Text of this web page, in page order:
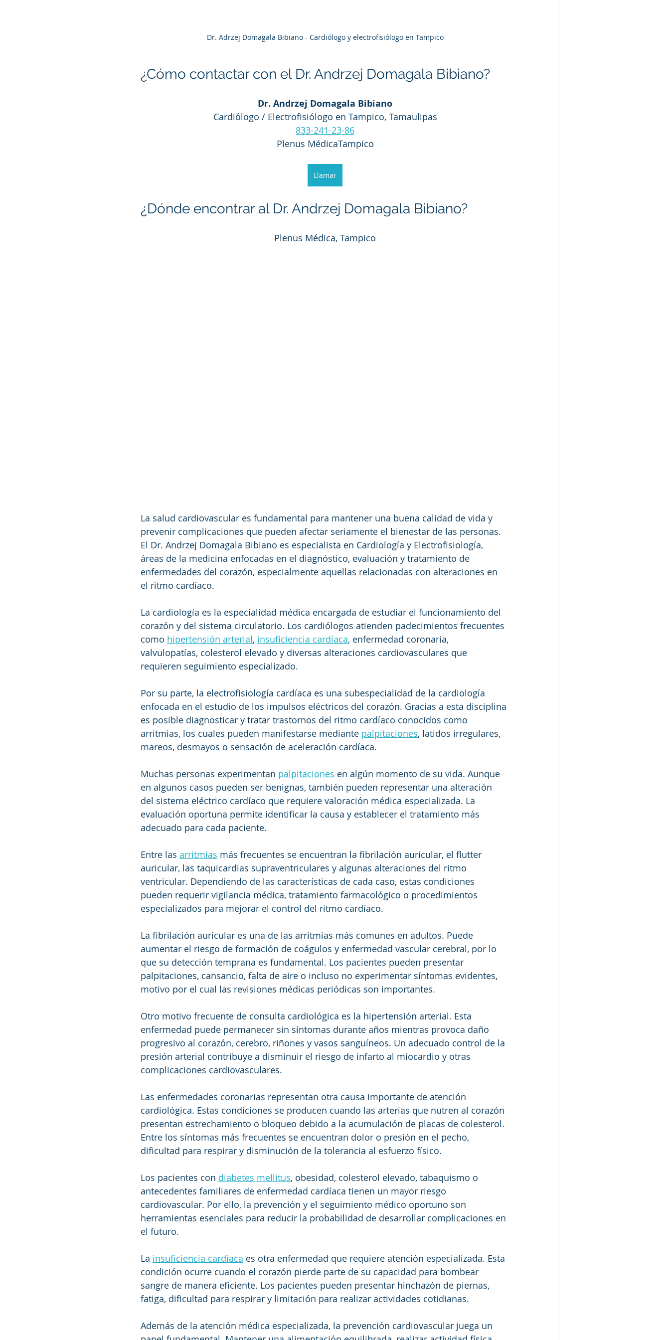
Dr. Adrzej Domagala Bibiano - Cardiólogo y electrofisiólogo en Tampico
¿Cómo contactar con el Dr. Andrzej Domagala Bibiano?
Dr. Andrzej Domagala Bibiano
Cardiólogo / Electrofisiólogo en Tampico, Tamaulipas
833-241-23-86
Plenus MédicaTampico
Llamar
¿Dónde encontrar al Dr. Andrzej Domagala Bibiano?
Plenus Médica, Tampico
La salud cardiovascular es fundamental para mantener una buena calidad de vida y
prevenir complicaciones que pueden afectar seriamente el bienestar de las personas.
El Dr. Andrzej Domagala Bibiano es especialista en Cardiología y Electrofisiología,
áreas de la medicina enfocadas en el diagnóstico, evaluación y tratamiento de
enfermedades del corazón, especialmente aquellas relacionadas con alteraciones en
el ritmo cardíaco.
La cardiología es la especialidad médica encargada de estudiar el funcionamiento del
corazón y del sistema circulatorio. Los cardiólogos atienden padecimientos frecuentes
como hipertensión arterial, insuficiencia cardíaca, enfermedad coronaria,
valvulopatías, colesterol elevado y diversas alteraciones cardiovasculares que
requieren seguimiento especializado.
Por su parte, la electrofisiología cardíaca es una subespecialidad de la cardiología
enfocada en el estudio de los impulsos eléctricos del corazón. Gracias a esta disciplina
es posible diagnosticar y tratar trastornos del ritmo cardíaco conocidos como
arritmias, los cuales pueden manifestarse mediante palpitaciones, latidos irregulares,
mareos, desmayos o sensación de aceleración cardíaca.
Muchas personas experimentan palpitaciones en algún momento de su vida. Aunque
en algunos casos pueden ser benignas, también pueden representar una alteración
del sistema eléctrico cardíaco que requiere valoración médica especializada. La
evaluación oportuna permite identificar la causa y establecer el tratamiento más
adecuado para cada paciente.
Entre las arritmias más frecuentes se encuentran la fibrilación auricular, el flutter
auricular, las taquicardias supraventriculares y algunas alteraciones del ritmo
ventricular. Dependiendo de las características de cada caso, estas condiciones
pueden requerir vigilancia médica, tratamiento farmacológico o procedimientos
especializados para mejorar el control del ritmo cardíaco.
La fibrilación auricular es una de las arritmias más comunes en adultos. Puede
aumentar el riesgo de formación de coágulos y enfermedad vascular cerebral, por lo
que su detección temprana es fundamental. Los pacientes pueden presentar
palpitaciones, cansancio, falta de aire o incluso no experimentar síntomas evidentes,
motivo por el cual las revisiones médicas periódicas son importantes.
Otro motivo frecuente de consulta cardiológica es la hipertensión arterial. Esta
enfermedad puede permanecer sin síntomas durante años mientras provoca daño
progresivo al corazón, cerebro, riñones y vasos sanguíneos. Un adecuado control de la
presión arterial contribuye a disminuir el riesgo de infarto al miocardio y otras
complicaciones cardiovasculares.
Las enfermedades coronarias representan otra causa importante de atención
cardiológica. Estas condiciones se producen cuando las arterias que nutren al corazón
presentan estrechamiento o bloqueo debido a la acumulación de placas de colesterol.
Entre los síntomas más frecuentes se encuentran dolor o presión en el pecho,
dificultad para respirar y disminución de la tolerancia al esfuerzo físico.
Los pacientes con diabetes mellitus, obesidad, colesterol elevado, tabaquismo o
antecedentes familiares de enfermedad cardíaca tienen un mayor riesgo
cardiovascular. Por ello, la prevención y el seguimiento médico oportuno son
herramientas esenciales para reducir la probabilidad de desarrollar complicaciones en
el futuro.
La insuficiencia cardíaca es otra enfermedad que requiere atención especializada. Esta
condición ocurre cuando el corazón pierde parte de su capacidad para bombear
sangre de manera eficiente. Los pacientes pueden presentar hinchazón de piernas,
fatiga, dificultad para respirar y limitación para realizar actividades cotidianas.
Además de la atención médica especializada, la prevención cardiovascular juega un